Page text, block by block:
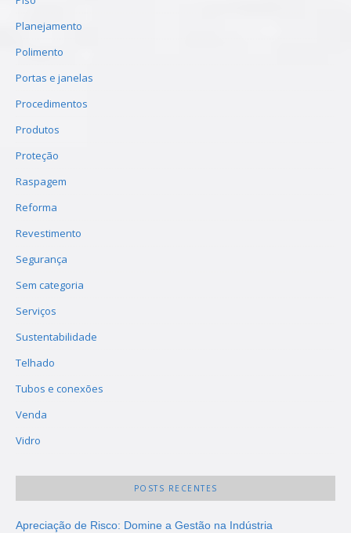
Planejamento
Polimento
Portas e janelas
Procedimentos
Produtos
Proteção
Raspagem
Reforma
Revestimento
Segurança
Sem categoria
Serviços
Sustentabilidade
Telhado
Tubos e conexões
Venda
Vidro
POSTS RECENTES
Apreciação de Risco: Domine a Gestão na Indústria